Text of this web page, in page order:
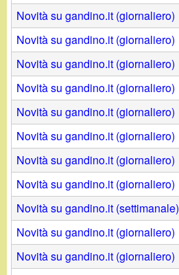
Novità su gandino.it (giornaliero)
Novità su gandino.it (giornaliero)
Novità su gandino.it (giornaliero)
Novità su gandino.it (giornaliero)
Novità su gandino.it (giornaliero)
Novità su gandino.it (giornaliero)
Novità su gandino.it (giornaliero)
Novità su gandino.it (giornaliero)
Novità su gandino.it (settimanale)
Novità su gandino.it (giornaliero)
Novità su gandino.it (giornaliero)